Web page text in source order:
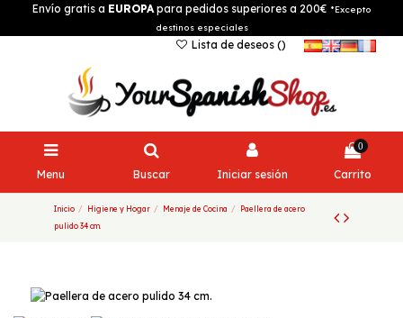
Envío gratis a EUROPApara pedidos superiores a 200€ *Excepto
destinos especiales
Lista de deseos ()
Menu Buscar Iniciar sesión
0
Carrito
Inicio Higiene y Hogar Menaje de Cocina
Paellera de acero
pulido 34 cm.